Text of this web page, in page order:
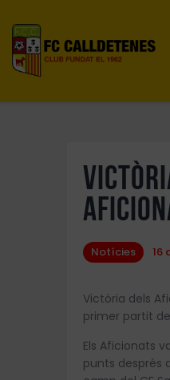
Inici
El Club
Torneig
Botiga
Inscripcions
Notícies 16
Victòria dels
primer partit
Els Aficionats
punts després